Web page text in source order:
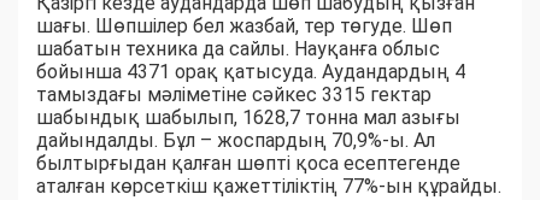
шағы. Шөпшілер бел жазбай, тер төгуде. Шөп
шабатын техника да сайлы. Науқанға облыс
бойынша 4371 орақ қатысуда. Аудандардың 4
тамыздағы мәліметіне сәйкес 3315 гектар
шабындық шабылып, 1628,7 тонна мал азығы
дайындалды. Бұл – жоспардың 70,9%-ы. Ал
былтырғыдан қалған шөпті қоса есептегенде
аталған көрсеткіш қажеттіліктің 77%-ын құрайды.